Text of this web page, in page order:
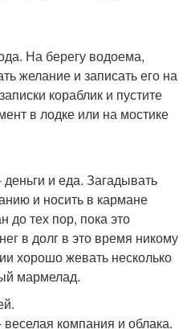
На берегу водоема,
желание и записать его на
кораблик и пустите
в лодке или на мостике
и еда. Загадывать
и носить в кармане
до тех пор, пока это
в долг в это время никому
хорошо жевать несколько
мармелад.
компания и облака.